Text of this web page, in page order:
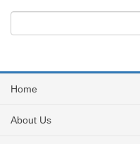
Home
About Us